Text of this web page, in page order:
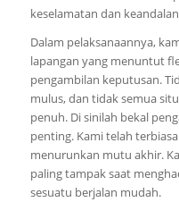
keselamatan dan
Dalam pelaksanaannya,
lapangan yang menuntut
pengambilan keputusan.
mulus, dan tidak semua
penuh. Di sinilah bekal
penting. Kami telah
menurunkan mutu akhir.
paling tampak saat
sesuatu berjalan mudah.